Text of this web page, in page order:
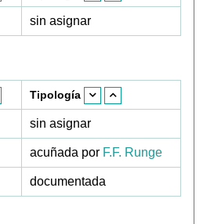
sin asignar
Tipología
sin asignar
acuñada por F.F. Runge
documentada